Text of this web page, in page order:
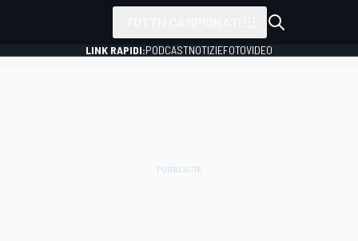
LINK RAPIDI:PODCASTNOTIZIEFOTOVIDEO